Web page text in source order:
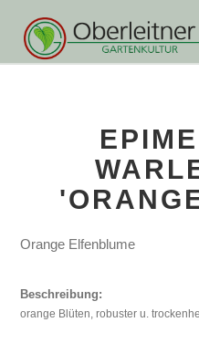
Orange Elfenblume
Beschreibung:
orange Blüten, robuster u.